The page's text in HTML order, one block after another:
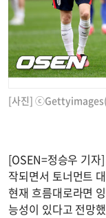
[사진] ⓒGettyimages(
[OSEN=정승우 기
작되면서 토너먼트
현재 흐름대로라면
능성이 있다고 전망